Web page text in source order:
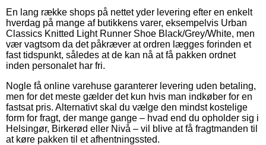
En lang række shops på nettet yder levering efter en enkelt
hverdag på mange af butikkens varer, eksempelvis Urban
Classics Knitted Light Runner Shoe Black/Grey/White, men
vær vagtsom da det påkræver at ordren lægges forinden et
fast tidspunkt, således at de kan nå at få pakken ordnet
inden personalet har fri.
Nogle få online varehuse garanterer levering uden betaling,
men for det meste gælder det kun hvis man indkøber for en
fastsat pris. Alternativt skal du vælge den mindst kostelige
form for fragt, der mange gange – hvad end du opholder sig i
Helsingør, Birkerød eller Nivå – vil blive at få fragtmanden til
at køre pakken til et afhentningssted.